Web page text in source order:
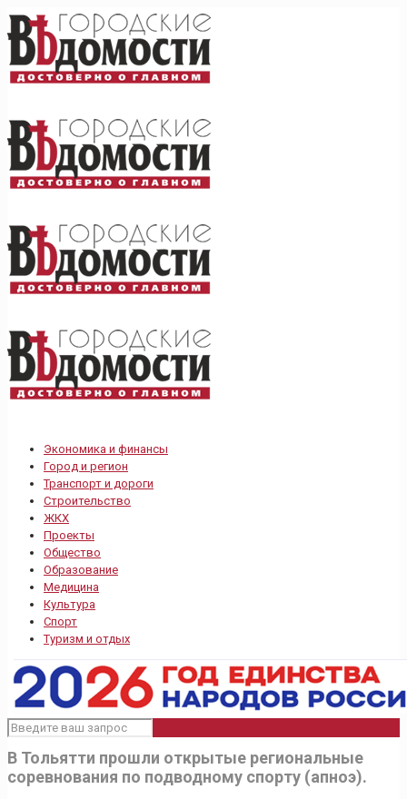
Экономика и финансы
Город и регион
Транспорт и дороги
Строительство
ЖКХ
Проекты
Общество
Образование
Медицина
Культура
Спорт
Туризм и отдых
В Тольятти прошли открытые региональные
соревнования по подводному спорту (апноэ).